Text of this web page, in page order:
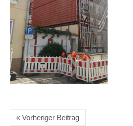
« Vorheriger Beitrag